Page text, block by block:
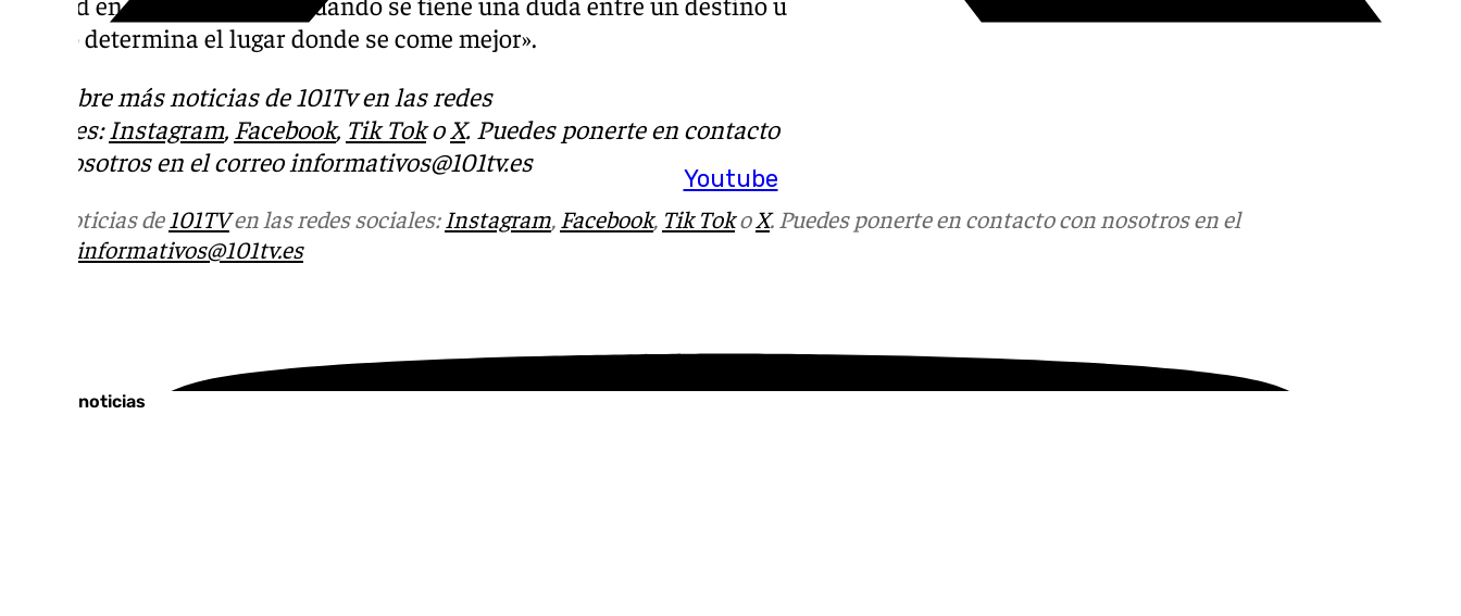
Youtube
otro lo determina el lugar donde se come mejor».
Descubre más noticias de 101Tv en las redes
sociales:Instagram, Facebook, Tik TokoX. Puedes ponerte en contacto
con nosotros en el correo informativos@101tv.es
Más noticias de101TVen las redes sociales:Instagram, Facebook, Tik TokoX. Puedes ponerte en contacto con nosotros en el
informativos@101tv.es
Últimas noticias